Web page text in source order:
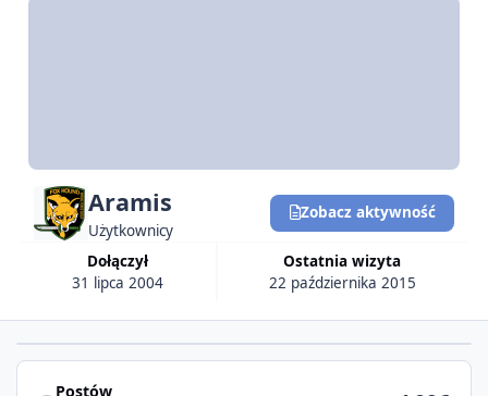
Aramis
Użytkownicy
Dołączył
31 lipca 2004
Ostatnia wizyta
22 października 2015
Zobacz aktywność
Postów